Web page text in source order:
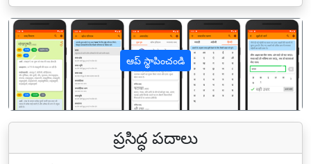
ఆప్ స్థాపించండి
पिछला
ప్రసిద్ధ పదాలు